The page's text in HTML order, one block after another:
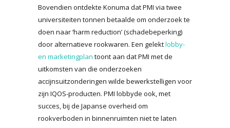
Bovendien ontdekte Konuma dat PMI via twee
universiteiten tonnen betaalde om onderzoek te
doen naar ‘harm reduction’ (schadebeperking)
door alternatieve rookwaren. Een gelektlobby-
en marketingplan toont aan dat PMI met de
uitkomsten van die onderzoeken
accijnsuitzonderingen wilde bewerkstelligen voor
zijn IQOS-producten. PMI lobbyde ook, met
succes, bij de Japanse overheid om
rookverboden in binnenruimten niet te laten